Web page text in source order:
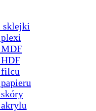
sklejki
MDF
filcu